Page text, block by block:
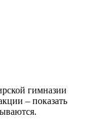
гимназии
– показать